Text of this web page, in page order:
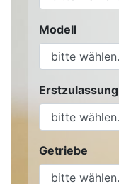
Modell
Erstzulassung
Getriebe